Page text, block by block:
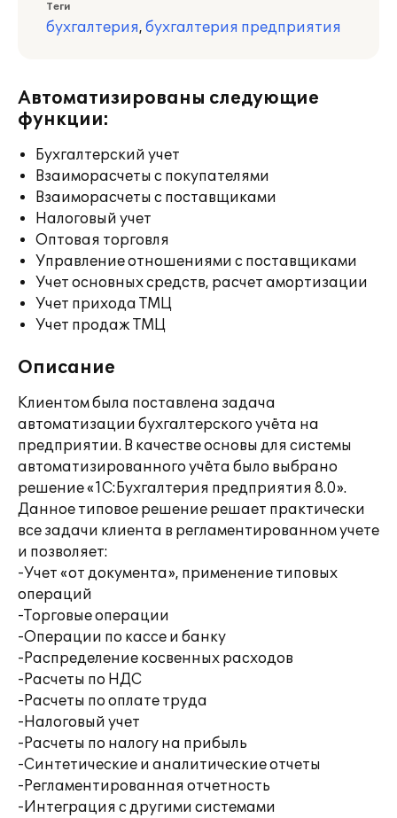
Теги
бухгалтерия, бухгалтерия предприятия
Автоматизированы следующие
функции:
Бухгалтерский учет
Взаиморасчеты с покупателями
Взаиморасчеты с поставщиками
Налоговый учет
Оптовая торговля
Управление отношениями с поставщиками
Учет основных средств, расчет амортизации
Учет прихода ТМЦ
Учет продаж ТМЦ
Описание
Клиентом была поставлена задача
автоматизации бухгалтерского учёта на
предприятии. В качестве основы для системы
автоматизированного учёта было выбрано
решение «1С:Бухгалтерия предприятия 8.0».
Данное типовое решение решает практически
все задачи клиента в регламентированном учете
и позволяет:
-Учет «от документа», применение типовых
операций
-Торговые операции
-Операции по кассе и банку
-Распределение косвенных расходов
-Расчеты по НДС
-Расчеты по оплате труда
-Налоговый учет
-Расчеты по налогу на прибыль
-Синтетические и аналитические отчеты
-Регламентированная отчетность
-Интеграция с другими системами